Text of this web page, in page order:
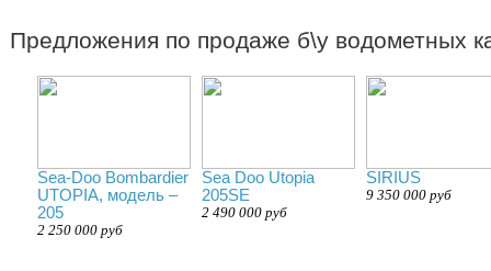
Предложения по продаже б\у водометных
Sea-Doo Bombardier
UTOPIA, модель –
205
2 250 000 руб
Sea Doo Utopia
205SE
2 490 000 руб
SIRIUS
9 350 000 руб